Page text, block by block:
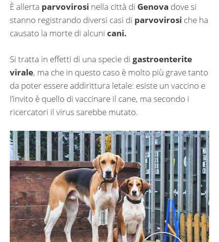
È allerta parvovirosi nella città di Genova dove si
stanno registrando diversi casi di parvovirosi che ha
causato la morte di alcuni cani.
Si tratta in effetti di una specie di gastroenterite
virale, ma che in questo caso è molto più grave tanto
da poter essere addirittura letale: esiste un vaccino e
l’invito è quello di vaccinare il cane, ma secondo i
ricercatori il virus sarebbe mutato.